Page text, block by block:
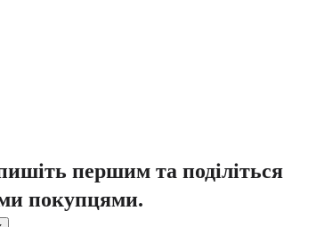
першим та поділіться
покупцями.